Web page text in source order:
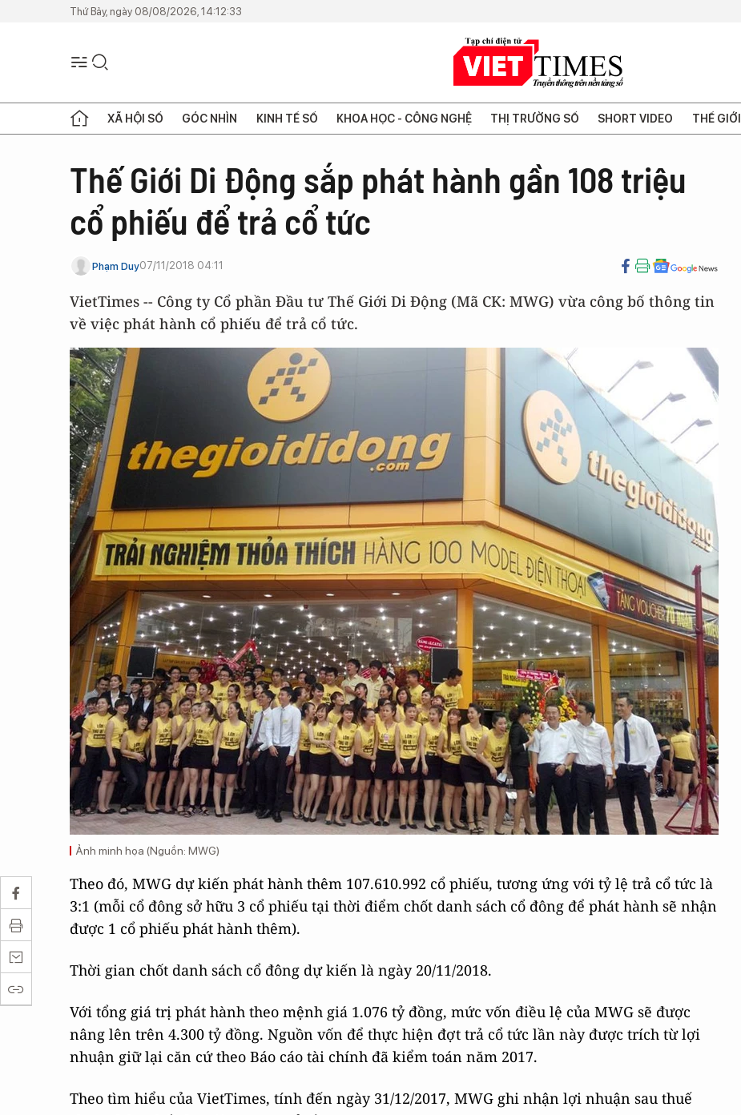
Thứ Bảy, ngày 08/08/2026, 14:12:33
XÃ HỘI SỐ GÓC NHÌN KINH TẾ SỐ KHOA HỌC - CÔNG NGHỆ THỊ TRƯỜNG SỐ SHORT VIDEO THẾ GIỚI
Thế Giới Di Động sắp phát hành gần 108 triệu
cổ phiếu để trả cổ tức
Phạm Duy07/11/2018 04:11
VietTimes -- Công ty Cổ phần Đầu tư Thế Giới Di Động (Mã CK: MWG) vừa công bố thông tin
về việc phát hành cổ phiếu để trả cổ tức.
Ảnh minh họa (Nguồn: MWG)
Theo đó, MWG dự kiến phát hành thêm 107.610.992 cổ phiếu, tương ứng với tỷ lệ trả cổ tức là
3:1 (mỗi cổ đông sở hữu 3 cổ phiếu tại thời điểm chốt danh sách cổ đông để phát hành sẽ nhận
được 1 cổ phiếu phát hành thêm).
Thời gian chốt danh sách cổ đông dự kiến là ngày 20/11/2018.
Với tổng giá trị phát hành theo mệnh giá 1.076 tỷ đồng, mức vốn điều lệ của MWG sẽ được
nâng lên trên 4.300 tỷ đồng. Nguồn vốn để thực hiện đợt trả cổ tức lần này được trích từ lợi
nhuận giữ lại căn cứ theo Báo cáo tài chính đã kiểm toán năm 2017.
Theo tìm hiểu của VietTimes, tính đến ngày 31/12/2017, MWG ghi nhận lợi nhuận sau thuế